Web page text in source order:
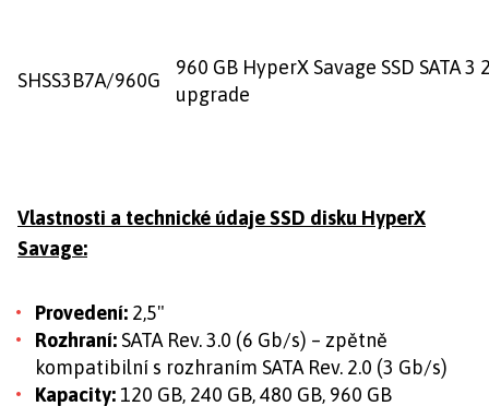
SHSS3B7A/960G
960 GB HyperX Savage SSD SATA 3
upgrade
Vlastnosti a technické údaje SSD disku HyperX
Savage:
Provedení: 2,5"
Rozhraní: SATA Rev. 3.0 (6 Gb/s) – zpětně
kompatibilní s rozhraním SATA Rev. 2.0 (3 Gb/s)
Kapacity: 120 GB, 240 GB, 480 GB, 960 GB